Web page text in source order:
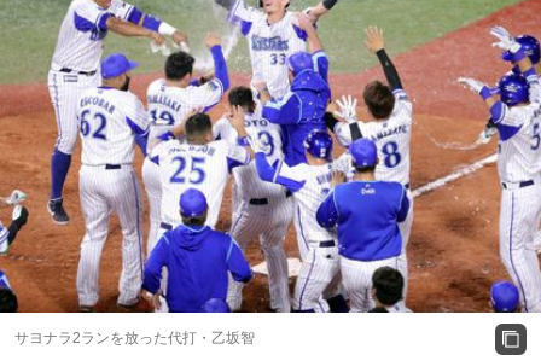
サヨナラ2ランを放った代打・乙坂智